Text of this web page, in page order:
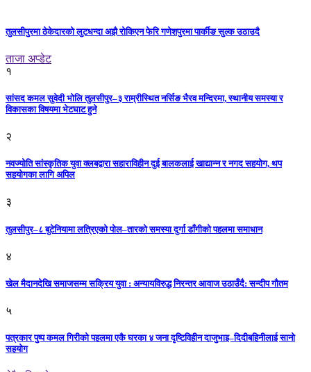
तुलसीपुरमा ठेकेदारको लुटधन्दा अझै रोकिएन फेरि गणेशपुरमा पार्कीङ सुल्क उठाउदै
ताजा अप्डेट
१
सांसद कमल सुवेदी भोलि तुलसीपुर–३ राम्रीस्थित नर्सिङ भैरव मन्दिरमा, स्थानीय समस्या र
विकासका विषयमा भेटघाट हुने
२
नवज्योति सांस्कृतिक युवा क्लबद्वारा सहाराविहीन दुई बालकलाई खाद्यान्न र नगद सहयोग, थप
सहयोगका लागि अपिल
३
तुलसीपुर–८ बुटेनियामा लत्रिएको पोल–तारको समस्या दुर्गा डाँगीको पहलमा समाधान
४
खेल मैदानदेखि समाजसम्म सक्रिय युवा : अन्यायविरुद्ध निरन्तर आवाज उठाउँदै: सन्दीप गौतम
५
पत्रकार पुष्प कमल गिरीको पहलमा एकै घरका ४ जना दृष्टिविहीन दाजुभाइ–दिदीबहिनीलाई सानो
सहयोग